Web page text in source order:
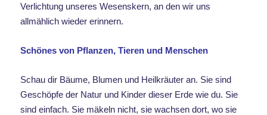
Verlichtung unseres Wesenskern, an den wir uns
allmählich wieder erinnern.
Schönes von Pflanzen, Tieren und Menschen
Schau dir Bäume, Blumen und Heilkräuter an. Sie sind
Geschöpfe der Natur und Kinder dieser Erde wie du. Sie
sind einfach. Sie mäkeln nicht, sie wachsen dort, wo sie